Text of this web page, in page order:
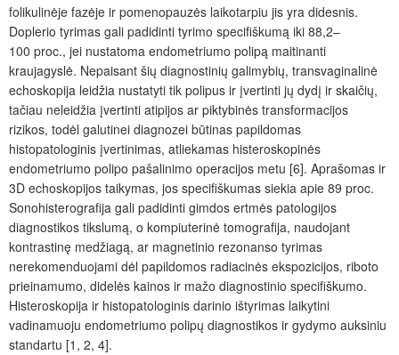
folikulinėje fazėje ir pomenopauzės laikotarpiu jis yra didesnis.
Doplerio tyrimas gali padidinti tyrimo specifiškumą iki 88,2–
100 proc., jei nustatoma endomet­riumo polipą maitinanti
kraujagyslė. Nepaisant šių diagnostinių galimybių, transvaginalinė
echoskopija leidžia nustatyti tik polipus ir įvertinti jų dydį ir skaičių,
tačiau neleidžia įvertinti atipijos ar piktybinės transformacijos
rizikos, todėl galutinei diagnozei būtinas papildomas
histopatologinis įvertinimas, atliekamas histeroskopinės
endometriumo polipo pašalinimo operacijos metu [6]. Aprašomas ir
3D echoskopijos taikymas, jos specifiškumas siekia apie 89 proc.
Sonohisterografija gali padidinti gimdos ertmės patologijos
diagnostikos tikslumą, o kompiuterinė tomografija, naudojant
kontrastinę medžiagą, ar magnetinio rezonanso tyrimas
nerekomenduojami dėl papildomos radiacinės ekspozicijos, riboto
prieinamumo, didelės kainos ir mažo diagnostinio specifiškumo.
Histeroskopija ir histopatologinis darinio ištyrimas laikytini
vadinamuoju endometriumo polipų diagnostikos ir gydymo auksiniu
standartu [1, 2, 4].